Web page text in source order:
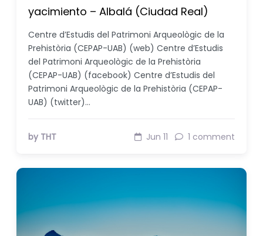
yacimiento – Albalá (Ciudad Real)
Centre d’Estudis del Patrimoni Arqueològic de la
Prehistòria (CEPAP-UAB) (web) Centre d’Estudis
del Patrimoni Arqueològic de la Prehistòria
(CEPAP-UAB) (facebook) Centre d’Estudis del
Patrimoni Arqueològic de la Prehistòria (CEPAP-
UAB) (twitter)…
by THT Jun 11 1 comment